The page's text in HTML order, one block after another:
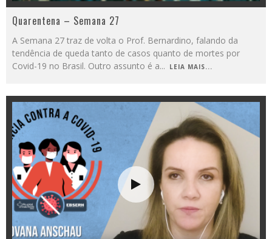
Quarentena – Semana 27
A Semana 27 traz de volta o Prof. Bernardino, falando da
tendência de queda tanto de casos quanto de mortes por
Covid-19 no Brasil. Outro assunto é a... LEIA MAIS...